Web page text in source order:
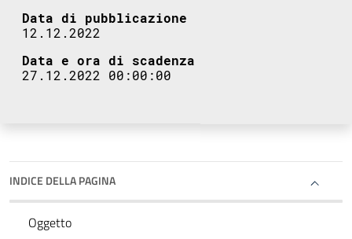
Data di pubblicazione
12.12.2022
Data e ora di scadenza
27.12.2022 00:00:00
INDICE DELLA PAGINA
Oggetto